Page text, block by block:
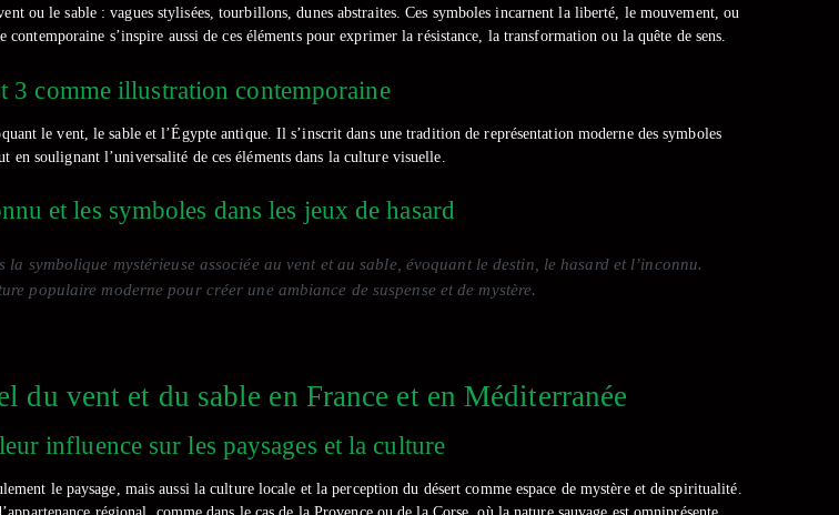
ou le sable : vagues stylisées, tourbillons, dunes abstraites. Ces symboles incarnent la liberté, le mouvement, ou
s’inspire aussi de ces éléments pour exprimer la résistance, la transformation ou la quête de sens.
3 comme illustration contemporaine
le vent, le sable et l’Égypte antique. Il s’inscrit dans une tradition de représentation moderne des symboles
en soulignant l’universalité de ces éléments dans la culture visuelle.
et les symboles dans les jeux de hasard
symbolique mystérieuse associée au vent et au sable, évoquant le destin, le hasard et l’inconnu.
populaire moderne pour créer une ambiance de suspense et de mystère.
du vent et du sable en France et en Méditerranée
influence sur les paysages et la culture
le paysage, mais aussi la culture locale et la perception du désert comme espace de mystère et de spiritualité.